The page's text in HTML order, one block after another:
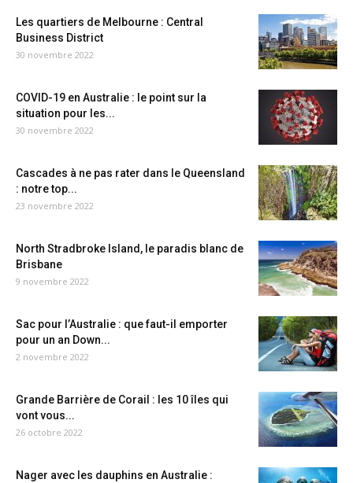
Les quartiers de Melbourne : Central
Business District
30 novembre 2022
COVID-19 en Australie : le point sur la
situation pour les...
30 novembre 2022
Cascades à ne pas rater dans le Queensland
: notre top...
23 novembre 2022
North Stradbroke Island, le paradis blanc de
Brisbane
9 novembre 2022
Sac pour l’Australie : que faut-il emporter
pour un an Down...
2 novembre 2022
Grande Barrière de Corail : les 10 îles qui
vont vous...
26 octobre 2022
Nager avec les dauphins en Australie :